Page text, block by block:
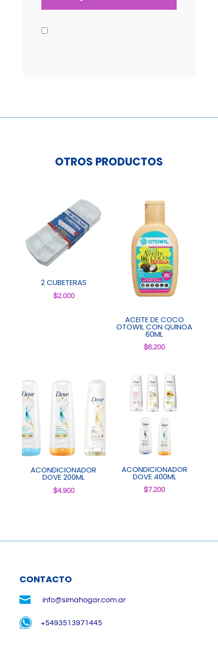
OTROS PRODUCTOS
2 CUBETERAS
$2.000
ACEITE DE COCO
OTOWIL CON QUINOA
60ML
$6.200
ACONDICIONADOR
DOVE 200ML
$4.900
ACONDICIONADOR
DOVE 400ML
$7.200
CONTACTO
 info@simahogar.com.ar
+5493513971445